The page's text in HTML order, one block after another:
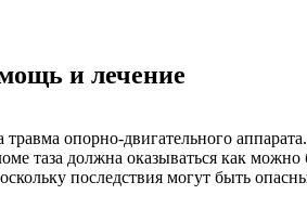
и лечение
травма опорно-двигательного
таза должна оказываться как можно
последствия могут быть